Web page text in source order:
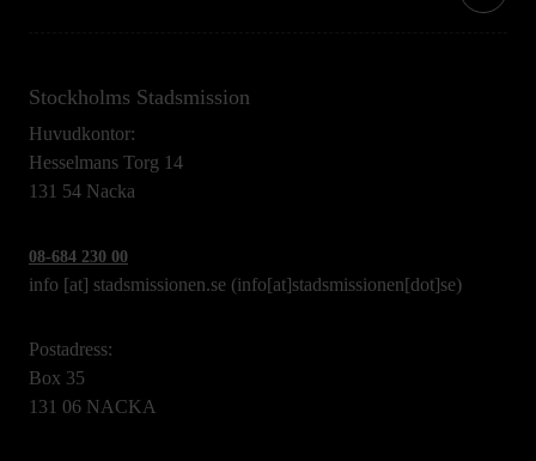
Stockholms Stadsmission
Huvudkontor:
Hesselmans Torg 14
131 54 Nacka
08-684 230 00
info [at] stadsmissionen.se (info[at]stadsmissionen[dot]se)
Postadress:
Box 35
131 06 NACKA